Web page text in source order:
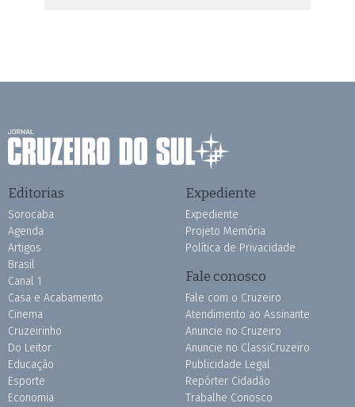
Editorias
Sorocaba
Agenda
Artigos
Brasil
Canal 1
Casa e Acabamento
Cinema
Cruzeirinho
Do Leitor
Educação
Esporte
Economia
Expediente
Expediente
Projeto Memória
Política de Privacidade
Fale conosco
Fale com o Cruzeiro
Atendimento ao Assinante
Anuncie no Cruzeiro
Anuncie no ClassiCruzeiro
Publicidade Legal
Repórter Cidadão
Trabalhe Conosco